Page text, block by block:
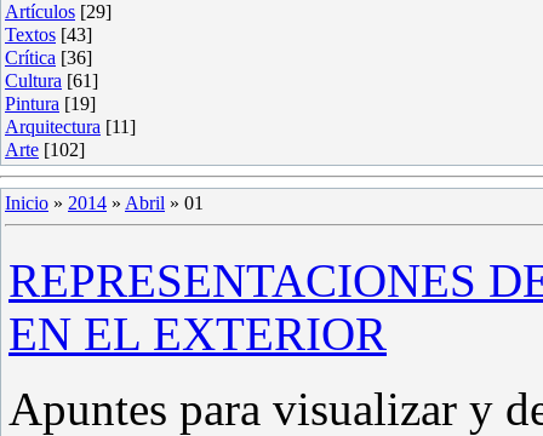
Artículos [29]
Textos [43]
Crítica [36]
Cultura [61]
Pintura [19]
Arquitectura [11]
Arte [102]
Inicio » 2014 » Abril » 01
REPRESENTACIONES
EN EL EXTERIOR
Apuntes para visualizar y